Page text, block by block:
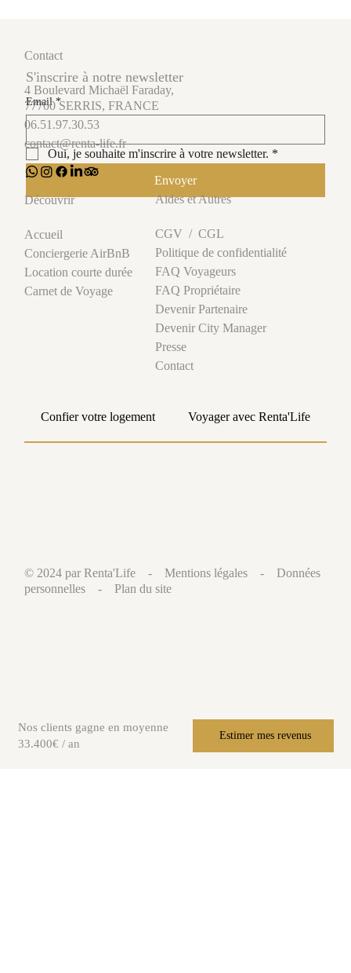
Gestion et conciergerie Airbnb à Paris
S'inscrire à notre newsletter
Email *
Oui, je souhaite m'inscrire à votre newsletter. *
Envoyer
Contact
4 Boulevard Michaël Faraday,
77700 SERRIS, FRANCE
06.51.97.30.53
contact@renta-life.fr
Découvrir
Accueil
Conciergerie AirBnB
Location courte durée
Carnet de Voyage
Aides et Autres
CGV / CGL
Politique de confidentialité
FAQ Voyageurs
FAQ Propriétaire
Devenir Partenaire
Devenir City Manager
Presse
Contact
Confier votre logement Voyager avec Renta'Life
© 2024 par Renta'Life -Mentions légales -Données
personnelles -Plan du site
Estimer mes revenus
Nos clients gagne en moyenne
33.400€ / an